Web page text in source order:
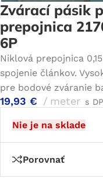
Zvárací pásik
prepojnica
6P
Niklová prepojnica
spojenie článkov.
pre bodové zváranie
19,93 € meter s
Nie je na sklade
Porovnať